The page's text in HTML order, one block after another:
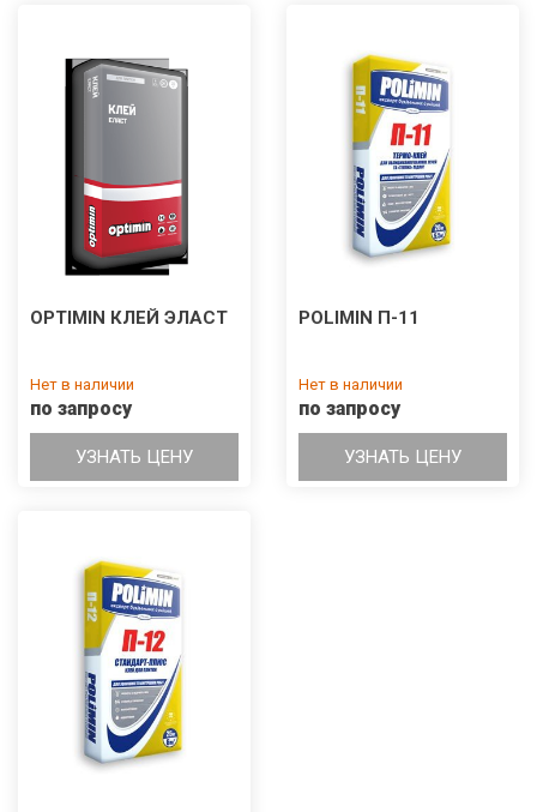
OPTIMIN КЛЕЙ ЭЛАСТ
Нет в наличии
по запросу
УЗНАТЬ ЦЕНУ
POLIMIN П-11
Нет в наличии
по запросу
УЗНАТЬ ЦЕНУ